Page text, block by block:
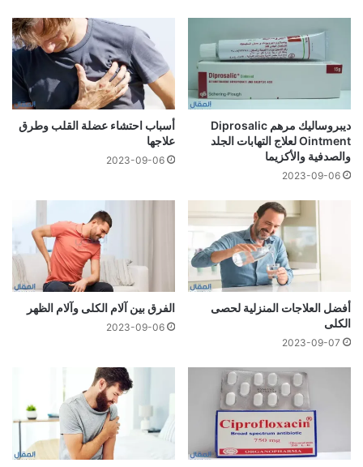
ديبروساليك مرهم Diprosalic
Ointment لعلاج التهابات الجلد
والصدفية والأكزيما
2023-09-06
أسباب احتشاء عضلة القلب وطرق
علاجها
2023-09-06
أفضل العلاجات المنزلية لحصى
الكلى
2023-09-07
الفرق بين آلام الكلى وآلام الظهر
2023-09-06